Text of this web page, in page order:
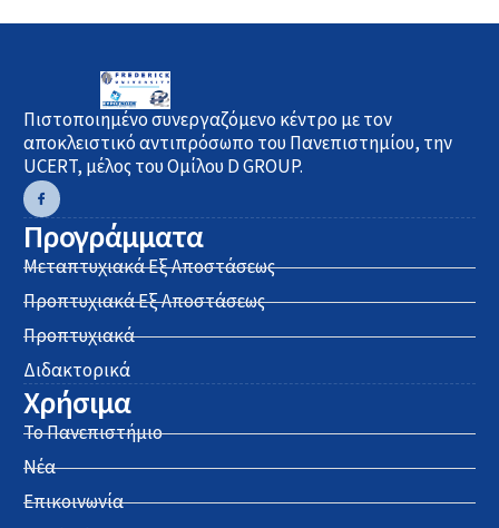
Πιστοποιημένο συνεργαζόμενο κέντρο με τον
αποκλειστικό αντιπρόσωπο του Πανεπιστημίου, την
UCERT, μέλος του Ομίλου D GROUP.
Προγράμματα
Μεταπτυχιακά Εξ Αποστάσεως
Προπτυχιακά Εξ Αποστάσεως
Προπτυχιακά
Διδακτορικά
Χρήσιμα
Το Πανεπιστήμιο
Νέα
Επικοινωνία